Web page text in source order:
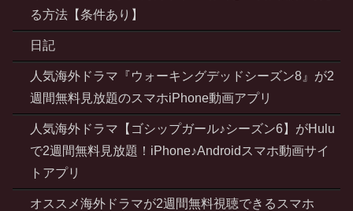
る方法【条件あり】
日記
人気海外ドラマ『ウォーキングデッドシーズン8』が2
週間無料見放題のスマホiPhone動画アプリ
人気海外ドラマ【ゴシップガール♪シーズン6】がHulu
で2週間無料見放題！iPhone♪Androidスマホ動画サイ
トアプリ
オススメ海外ドラマが2週間無料視聴できるスマホ